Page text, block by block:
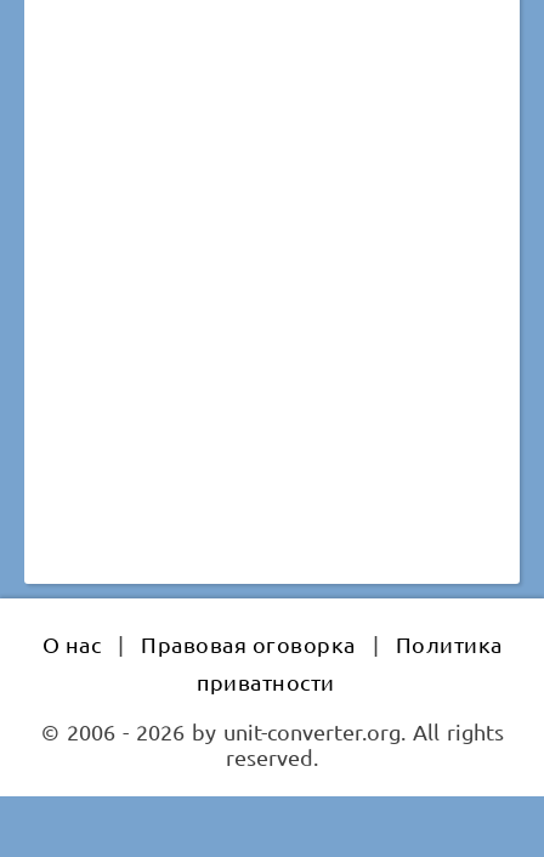
О нас | Правовая оговорка |
Политика
приватности
© 2006 - 2026 by unit-converter.org. All rights
reserved.